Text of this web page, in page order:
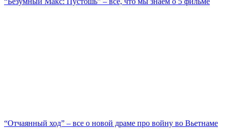
“Отчаянный ход” – все о новой драме про войну во Вьетнаме